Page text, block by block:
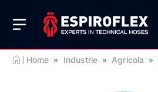
Home » Industrie » Agricola »